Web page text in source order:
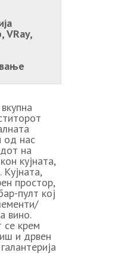
VRay,
од нас
на
кујната,
простор,
пулт кој
вино.
се крем
и дрвен